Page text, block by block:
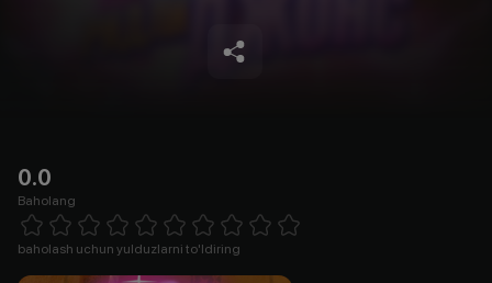
0.0
Baholang
1 Star 2 Stars 3 Stars 4 Stars5 Stars 6 Stars7 Stars8 Stars
baholash uchun yulduzlarni to'ldiring